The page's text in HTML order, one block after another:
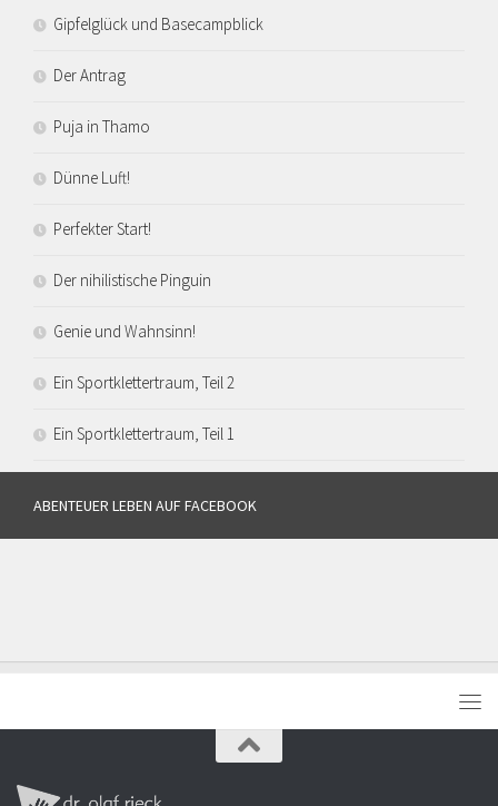
Gipfelglück und Basecampblick
Der Antrag
Puja in Thamo
Dünne Luft!
Perfekter Start!
Der nihilistische Pinguin
Genie und Wahnsinn!
Ein Sportklettertraum, Teil 2
Ein Sportklettertraum, Teil 1
ABENTEUER LEBEN AUF FACEBOOK